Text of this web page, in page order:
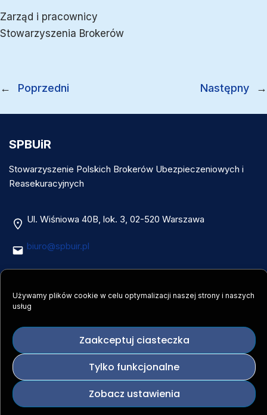
Używamy plików cookie w celu optymalizacji naszej strony i naszych
usług
Zaakceptuj ciasteczka
Tylko funkcjonalne
Zobacz ustawienia
Zarząd i pracownicy
Stowarzyszenia Brokerów
← Poprzedni Następny →
SPBUiR
Stowarzyszenie Polskich Brokerów Ubezpieczeniowych i
Reasekuracyjnych
Ul. Wiśniowa 40B, lok. 3, 02-520 Warszawa
biuro@spbuir.pl
Pełna lista danych kontaktowych –kliknij tutaj
NIP 5252019332
Nr konta: 94 1020 1156 0000 7802 0006 8163
Facebook LinkedIn YouTube